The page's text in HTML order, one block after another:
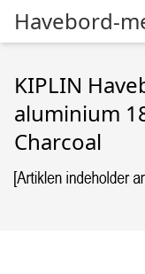
Havebord-
KIPLIN
aluminium
Charcoal